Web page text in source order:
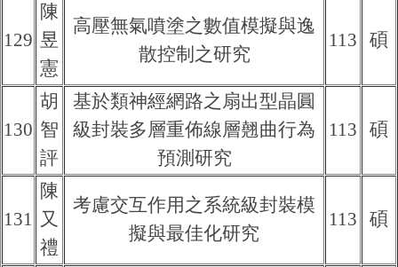
129
陳
昱
憲
高壓無氣噴塗之數值模擬與逸
散控制之研究
113 碩
130
胡
智
評
基於類神經網路之扇出型晶圓
級封裝多層重佈線層翹曲行為
預測研究
113 碩
131
陳
又
禮
考慮交互作用之系統級封裝模
擬與最佳化研究
113 碩